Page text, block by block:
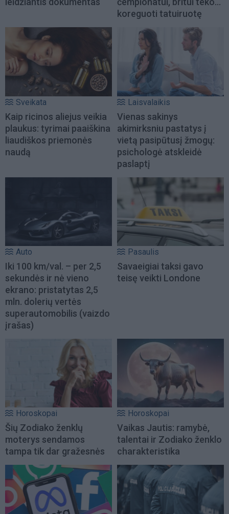
koreguoti tatuiruotę
Sveikata
Kaip ricinos aliejus veikia
plaukus: tyrimai paaiškina
liaudiškos priemonės
naudą
Laisvalaikis
Vienas sakinys
akimirksniu pastatys į
vietą pasipūtusį žmogų:
psichologė atskleidė
paslaptį
Auto
Iki 100 km/val. – per 2,5
sekundės ir nė vieno
ekrano: pristatytas 2,5
mln. dolerių vertės
superautomobilis (vaizdo
įrašas)
Pasaulis
Savaeigiai taksi gavo
teisę veikti Londone
Horoskopai
Šių Zodiako ženklų
moterys sendamos
tampa tik dar gražesnės
Horoskopai
Vaikas Jautis: ramybė,
talentai ir Zodiako ženklo
charakteristika